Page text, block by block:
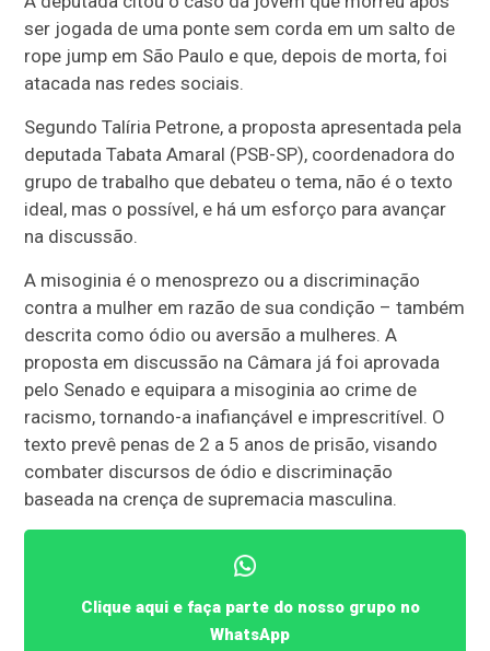
ser jogada de uma ponte sem corda em um salto de
rope jump em São Paulo e que, depois de morta, foi
atacada nas redes sociais.
Segundo Talíria Petrone, a proposta apresentada pela
deputada Tabata Amaral (PSB-SP), coordenadora do
grupo de trabalho que debateu o tema, não é o texto
ideal, mas o possível, e há um esforço para avançar
na discussão.
A misoginia é o menosprezo ou a discriminação
contra a mulher em razão de sua condição – também
descrita como ódio ou aversão a mulheres. A
proposta em discussão na Câmara já foi aprovada
pelo Senado e equipara a misoginia ao crime de
racismo, tornando-a inafiançável e imprescritível. O
texto prevê penas de 2 a 5 anos de prisão, visando
combater discursos de ódio e discriminação
baseada na crença de supremacia masculina.
Clique aqui e faça parte do nosso grupo no
WhatsApp